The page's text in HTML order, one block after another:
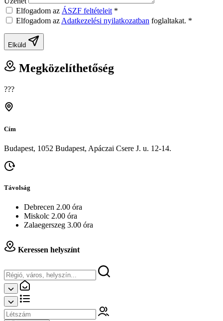
Elfogadom az ÁSZF feltételeit *
Elfogadom az Adatkezelési nyilatkozatban foglaltakat. *
Elküld
Megközelíthetőség
???
Cím
Budapest, 1052 Budapest, Apáczai Csere J. u. 12-14.
Távolság
Debrecen 2.00 óra
Miskolc 2.00 óra
Zalaegerszeg 3.00 óra
Keressen helyszínt